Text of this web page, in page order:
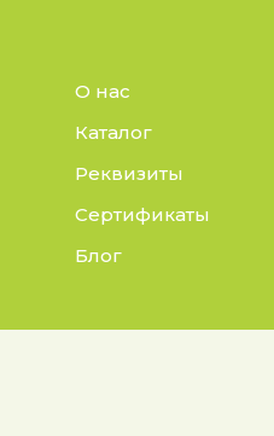
О нас
Каталог
Реквизиты
Сертификаты
Блог